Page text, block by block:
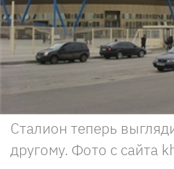
Сталион теперь
другому. Фото с сайта